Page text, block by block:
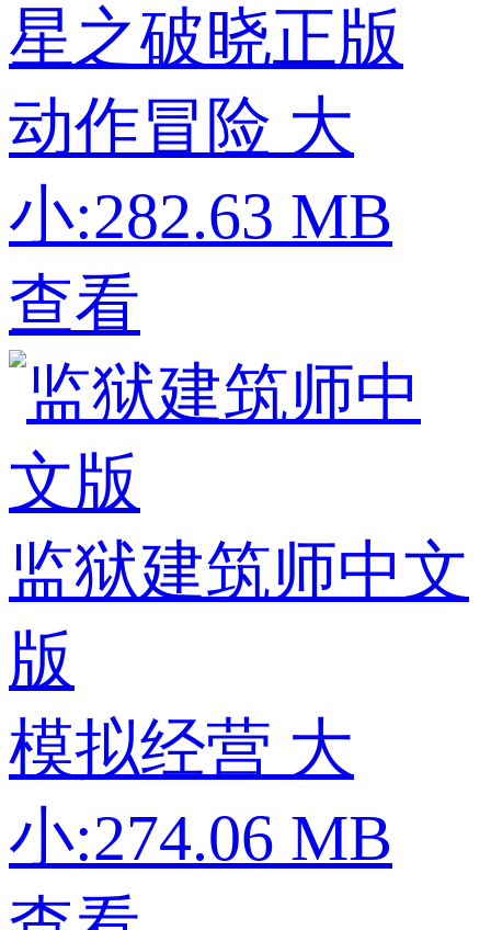
星之破晓正版
动作冒险 大
小:282.63 MB
查看
监狱建筑师中文
版
模拟经营 大
小:274.06 MB